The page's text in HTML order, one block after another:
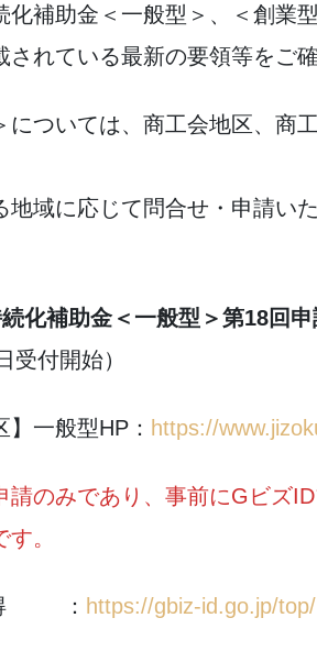
補助金＜一般型＞、＜創業
れている最新の要領等をご確
ついては、商工会地区、商
域に応じて問合せ・申請い
化補助金＜一般型＞第18回
付開始）
般型HP： https://
みであり、事前にGビズID
。
： https://gbiz-id.go.jp/top/